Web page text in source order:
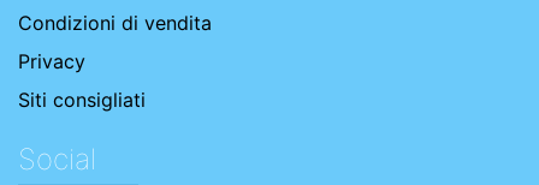
Condizioni di vendita
Privacy
Siti consigliati
Social